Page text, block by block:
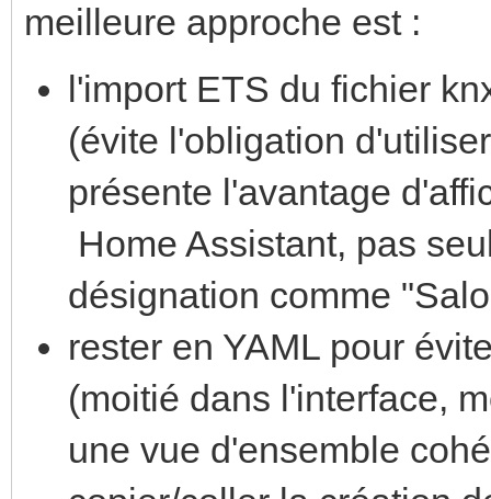
meilleure approche est :
l'import ETS du fichier
(évite l'obligation
présente l'avantage
Home Assistant, pas
désignation comme
rester en YAML pour
(moitié dans l'interface,
une vue d'ensemble